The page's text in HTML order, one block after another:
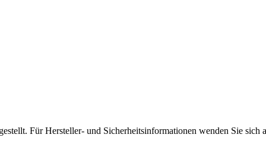
Für Hersteller- und Sicherheitsinformationen wenden Sie sich